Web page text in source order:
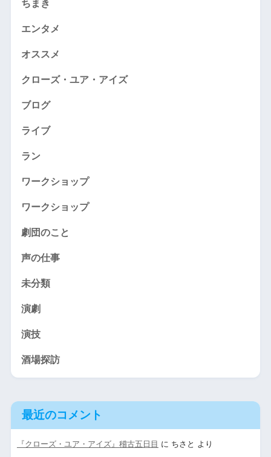
ちまき
エンタメ
オススメ
クローズ・ユア・アイズ
ブログ
ライブ
ラン
ワークショップ
ワークショップ
劇団のこと
声の仕事
未分類
演劇
演技
酒場探訪
最近のコメント
『クローズ・ユア・アイズ』稽古五日目 に ちさと より